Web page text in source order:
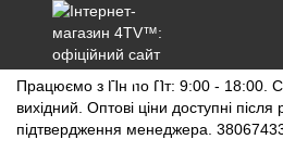
Працюємо з Пн по Пт: 9:00 - 18:00.
вихідний. Оптові ціни доступні після
підтвердження менеджера.